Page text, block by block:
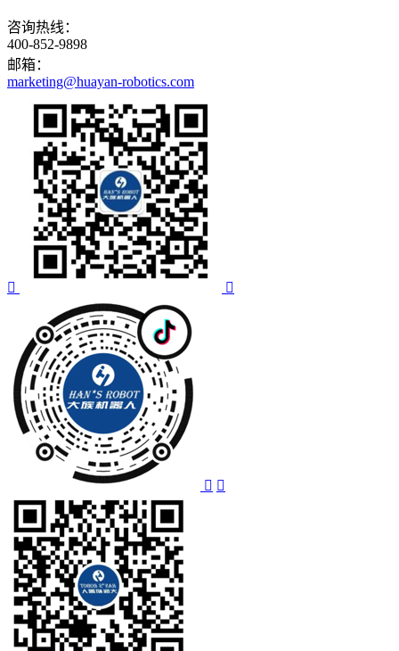
咨询热线：
400-852-9898
邮箱：
marketing@huayan-robotics.com